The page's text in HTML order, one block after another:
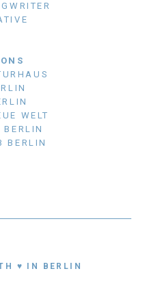
WELT
BERLIN
♥ IN BERLIN